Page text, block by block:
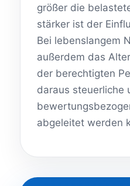
größer die
stärker ist der
Bei lebenslangem
außerdem das
der berechtigten
daraus steuerliche
abgeleitet werden